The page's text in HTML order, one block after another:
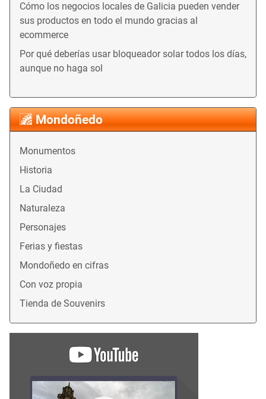
Mondoñedo
Monumentos
Historia
La Ciudad
Naturaleza
Personajes
Ferias y fiestas
Mondoñedo en cifras
Con voz propia
Tienda de Souvenirs
Cómo los negocios locales de Galicia pueden vender
sus productos en todo el mundo gracias al
ecommerce
Por qué deberías usar bloqueador solar todos los días,
aunque no haga sol